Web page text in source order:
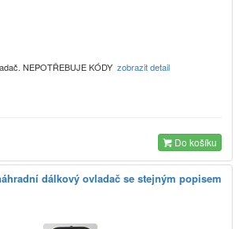
NEPOTŘEBUJE KÓDY zobrazit detail
Do košíku
dálkový ovladač se stejným popisem